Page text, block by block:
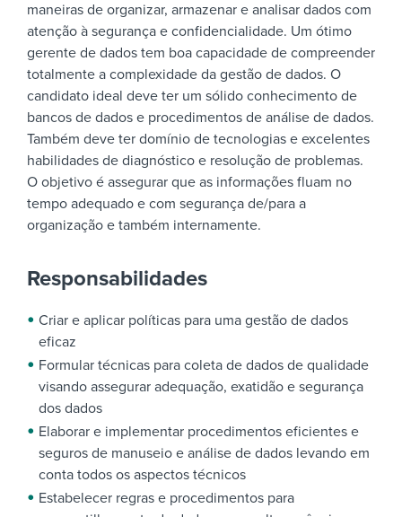
maneiras de organizar, armazenar e analisar dados com
atenção à segurança e confidencialidade. Um ótimo
gerente de dados tem boa capacidade de compreender
totalmente a complexidade da gestão de dados. O
candidato ideal deve ter um sólido conhecimento de
bancos de dados e procedimentos de análise de dados.
Também deve ter domínio de tecnologias e excelentes
habilidades de diagnóstico e resolução de problemas.
O objetivo é assegurar que as informações fluam no
tempo adequado e com segurança de/para a
organização e também internamente.
Responsabilidades
Criar e aplicar políticas para uma gestão de dados
eficaz
Formular técnicas para coleta de dados de qualidade
visando assegurar adequação, exatidão e segurança
dos dados
Elaborar e implementar procedimentos eficientes e
seguros de manuseio e análise de dados levando em
conta todos os aspectos técnicos
Estabelecer regras e procedimentos para